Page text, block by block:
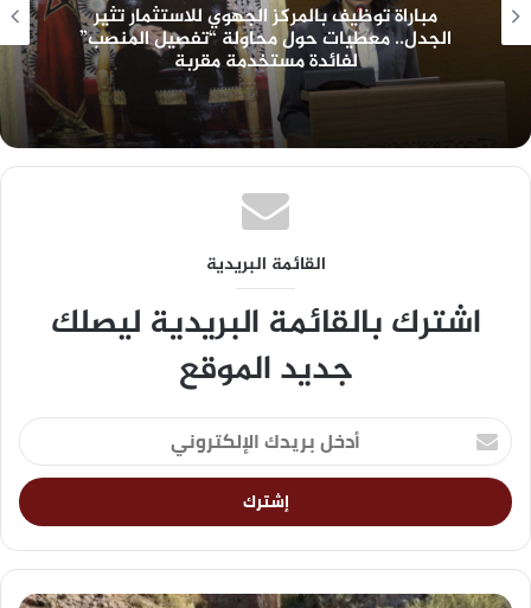
مباراة توظيف بالمركز الجهوي للاستثمار تثير
الجدل.. معطيات حول محاولة “تفصيل المنصب”
لفائدة مستخدمة مقربة
القائمة البريدية
اشترك بالقائمة البريدية ليصلك
جديد الموقع